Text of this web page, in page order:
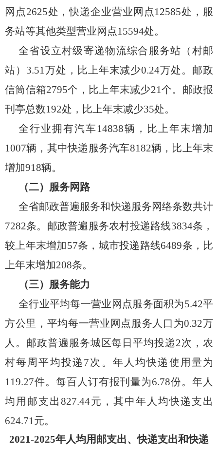
网点2625处，快递企业营业网点12585处，服
务站等其他类型营业网点15594处。
全省设立村级寄递物流综合服务站（村邮
站） 3.51万处，比上年末减少0.24万处。邮政
信筒信箱2795个，比上年末减少21个。 邮政报
刊亭总数192处，比上年末减少35处。
全行业拥有汽车14838辆，比上年末增加
1007辆 ，其中快递服务汽车8182辆，比上年末
增加918辆。
（二）服务网路
全省邮政普遍服务和快递服务网络条数共计
7282条。邮政普遍服务农村投递路线3834条，
较上年末增加57条，城市投递路线6489条，比
上年末增加208条。
（三）服务能力
全行业平均每一营业网点服务面积为5.42平
方公里，平均每一营业网点服务人口为0.32万
人。邮政普遍服务城区每日平均投递2次，农
村每周平均投递 7次。年人均快递使用量为
119.27件。每百人订有报刊量为6.78份。年人
均用邮支出 827.44元，其中年人均快递支出
624.71元。
2021-2025年人均用邮支出、快递支出和快递